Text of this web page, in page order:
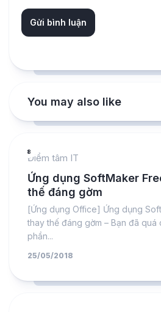
You may also like
8
Điểm tâm IT
Ứng dụng SoftMaker
thế đáng gờm
[Ứng dụng Office] Ứng dụng
thay thế đáng gờm – Bạn đã
phần...
25/05/2018